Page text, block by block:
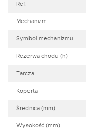
Ref.
Mechanizm
Symbol mechanizmu
Rezerwa chodu (h)
Tarcza
Koperta
Średnica (mm)
Wysokość (mm)